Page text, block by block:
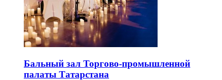
Бальный зал Торгово-промышленной
палаты Татарстана